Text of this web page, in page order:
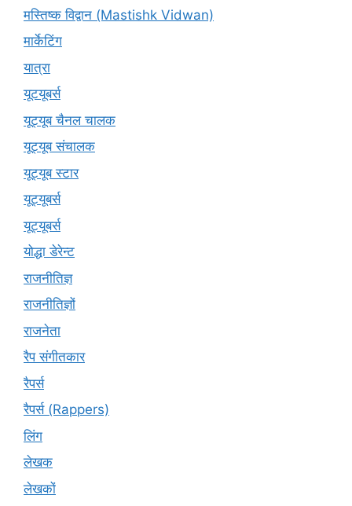
मस्तिष्क विद्वान (Mastishk Vidwan)
मार्केटिंग
यात्रा
यूटयूबर्स
यूट्यूब चैनल चालक
यूट्यूब संचालक
यूट्यूब स्टार
यूट्यूबर्स
यूट्‍यूबर्स
योद्धा डेरेन्ट
राजनीतिज्ञ
राजनीतिज्ञों
राजनेता
रैप संगीतकार
रैपर्स
रैपर्स (Rappers)
लिंग
लेखक
लेखकों